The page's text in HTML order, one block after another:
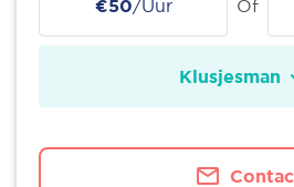
€50/Uur Of
Klusjesman